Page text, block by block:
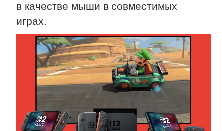
в качестве мыши в совместимых
играх.